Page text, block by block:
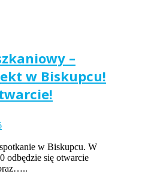
–
w Biskupcu!
w Biskupcu. W
odbędzie się otwarcie